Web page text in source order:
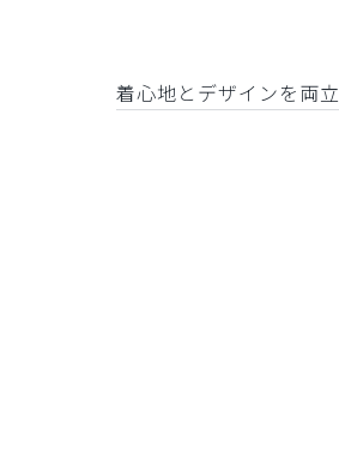
着心地とデザインを両立